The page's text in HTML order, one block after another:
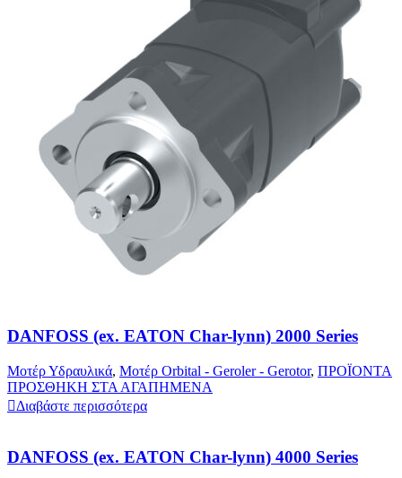
DANFOSS (ex. EATON Char-lynn) 2000 Series
Μοτέρ Υδραυλικά, Μοτέρ Orbital - Geroler - Gerotor, ΠΡΟΪΟΝΤΑ
ΠΡΟΣΘΗΚΗ ΣΤΑ ΑΓΑΠΗΜΕΝΑ
Διαβάστε περισσότερα
DANFOSS (ex. EATON Char-lynn) 4000 Series